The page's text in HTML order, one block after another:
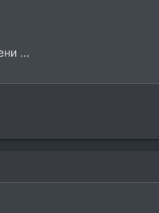
...